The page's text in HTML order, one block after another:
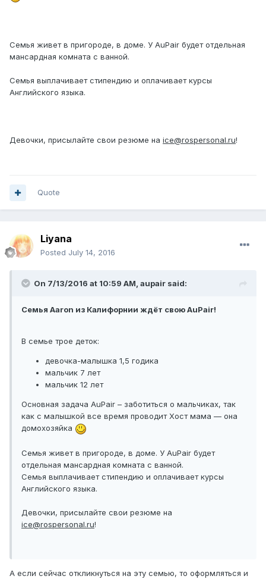
Семья живет в пригороде, в доме. У AuPair будет отдельная
мансардная комната с ванной.
Семья выплачивает стипендию и оплачивает курсы
Английского языка.
Девочки, присылайте свои резюме на ice@rospersonal.ru!
Quote
Liyana
Posted July 14, 2016
On 7/13/2016 at 10:59 AM, aupair said:
Семья Aaron из Калифорнии ждёт свою AuPair!
В семье трое деток:
девочка-малышка 1,5 годика
мальчик 7 лет
мальчик 12 лет
Основная задача AuPair – заботиться о мальчиках, так
как с малышкой все время проводит Хост мама — она
домохозяйка
Семья живет в пригороде, в доме. У AuPair будет
отдельная мансардная комната с ванной.
Семья выплачивает стипендию и оплачивает курсы
Английского языка.
Девочки, присылайте свои резюме на
ice@rospersonal.ru!
А если сейчас откликнуться на эту семью, то оформляться и